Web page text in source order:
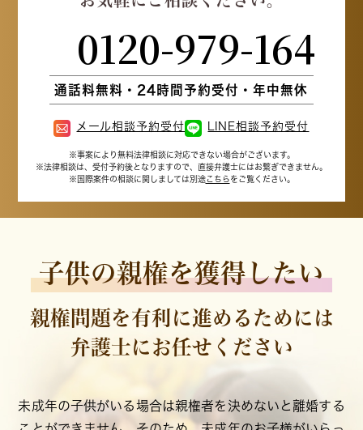
0120-979-164
通話料無料・24時間予約受付・年中無休
メール相談予約受付 LINE相談予約受付
※事案により無料法律相談に対応できない場合がございます。
※法律相談は、受付予約後となりますので、 直接弁護士にはお繋ぎできません。
※国際案件の相談に関しましては 別途こちら をご覧ください。
子供の親権を獲得したい
親権問題を有利に進めるためには
弁護士にお任せください
未成年の子供がいる場合は親権者を決めないと離婚する